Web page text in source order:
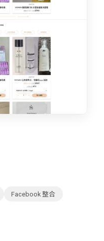
Facebook 整合